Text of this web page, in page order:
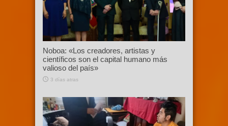
Noboa: «Los creadores, artistas y
científicos son el capital humano más
valioso del país»
3 días atras